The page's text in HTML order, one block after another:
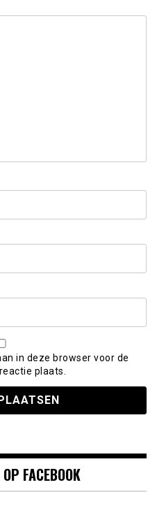
in deze browser voor de
plaats.
FACEBOOK